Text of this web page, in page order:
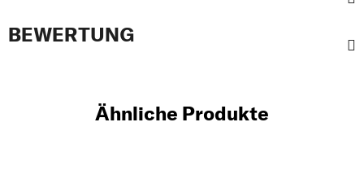
BEWERTUNG
Ähnliche Produkte